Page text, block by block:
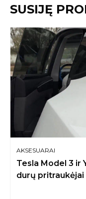
SUSIJĘ
AKSESUARAI
Tesla Model 3 ir
durų pritraukėjai